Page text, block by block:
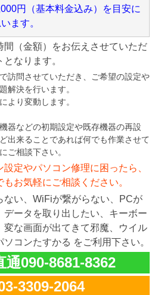
円（基本料金込み）を目安に
ます。
間（金額）をお伝えさせていただ
なります。
訪問させていただき、ご希望の設定や
解決を行います。
より変動します。
器などの初期設定や既存機器の再設
出来ることであれば何でも作業させて
ご相談下さい。
定やパソコン修理に困ったら、
お気軽にご相談ください。
ない、WiFiが繋がらない、PCが
データを取り出したい、キーボー
変な画面が出てきて邪魔、ウイル
コンたすかる をご利用下さい。
通090-8681-8362
3309-2064